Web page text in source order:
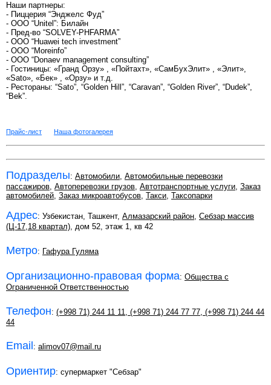
Наши партнеры:
- Пиццерия “Энджелс Фуд”
- OOO “Unitel”: Билайн
- Пред-во “SOLVEY-РHFARMA”
- OOO “Huawei tech investment”
- ООО “Moreinfo”
- ООО “Donaev management consulting”
- Гостиницы: «Гранд Орзу» , «Пойтахт», «СамБухЭлит» , «Элит»,
«Sato», «Бек» , «Орзу» и т.д.
- Рестораны: “Sato”, “Golden Hill”, “Caravan”, “Golden River”, “Dudek”,
“Bek”.
Прайс-лист Наша фотогалерея
Подразделы: Автомобили, Автомобильные перевозки
пассажиров, Автоперевозки грузов, Автотранспортные услуги, Заказ
автомобилей, Заказ микроавтобусов, Такси, Таксопарки
Адрес: Узбекистан, Ташкент, Алмазарский район, Себзар массив
(Ц-17,18 квартал), дом 52, этаж 1, кв 42
Метро: Гафура Гуляма
Организационно-правовая форма: Общества с
Ограниченной Ответственностью
Телефон: (+998 71) 244 11 11 (+998 71) 244 77 77 (+998 71) 244 44
44
Email : alimov07@mail.ru
Ориентир: супермаркет "Себзар"